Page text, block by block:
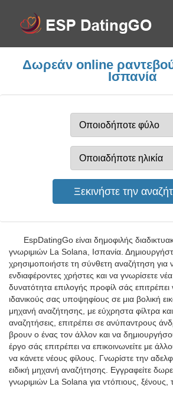
Δωρεάν online
Ισπανία
EspDatingGo είναι δημοφιλής
γνωριμιών La Solana, Ισπανία.
χρησιμοποιήστε τη σύνθετη αναζήτηση για
ενδιαφέροντες χρήστες και να γνωρίσετε
δυνατότητα επιλογής προφίλ σάς
ιδανικούς σας υποψηφίους σε μια βολική
μηχανή αναζήτησης, με εύχρηστα φίλτρα και
αναζητήσεις, επιτρέπει σε ανύπαντρους
βρουν ο ένας τον άλλον και να
έργο σάς επιτρέπει να επικοινωνείτε με
να κάνετε νέους φίλους. Γνωρίστε την
ειδική μηχανή αναζήτησης. Εγγραφείτε
γνωριμιών La Solana για ντόπιους, ξένους,